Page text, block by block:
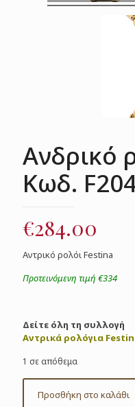
Ανδρικό
Κωδ.
€284.00
Aντρικό ρολόι Festina
Προτεινόμενη τιμή €334
Δείτε όλη τη συλλογή
Αντρικά ρολόγια
1 σε απόθεμα
Προσθήκη στο καλάθι